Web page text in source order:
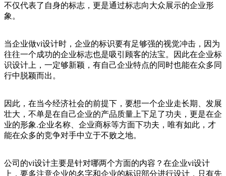
不仅代表了自身的标志，更是通过标志向大众展示的企业形
象。
当企业做vi设计时，企业的标识要有足够强的视觉冲击，因为
往往一个成功的企业标志也是吸引顾客的法宝。因此在企业标
识设计上，一定够新颖，有自己企业特点的同时也能在众多同
行中脱颖而出。
因此，在当今经济社会的前提下，要想一个企业走长期、发展
壮大，不单是在自己企业的产品质量上下足了功夫，更是在企
业的形象.企业名称、企业商标等方面下功夫，唯有如此，才
能在众多的竞争对手中立于不败之地。
公司的vi设计主要是针对哪两个方面的内容？在企业vi设计
上，要多注意企业的名字和企业的标识部分进行设计，只有先